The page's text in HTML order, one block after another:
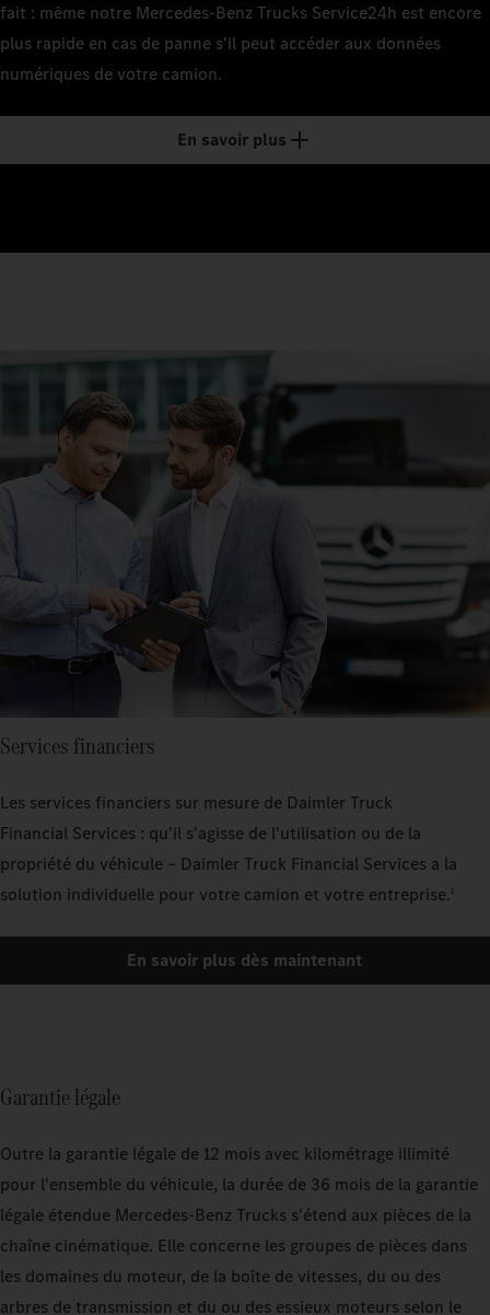
fait : même notre Mercedes-Benz Trucks Service24h est encore
plus rapide en cas de panne s'il peut accéder aux données
numériques de votre camion.
En savoir plus
Services financiers
Les services financiers sur mesure de Daimler Truck
Financial Services : qu'il s'agisse de l'utilisation ou de la
propriété du véhicule – Daimler Truck Financial Services a la
solution individuelle pour votre camion et votre entreprise.1
En savoir plus dès maintenant
Garantie légale
Outre la garantie légale de 12 mois avec kilométrage illimité
pour l'ensemble du véhicule, la durée de 36 mois de la garantie
légale étendue Mercedes‑Benz Trucks s'étend aux pièces de la
chaîne cinématique. Elle concerne les groupes de pièces dans
les domaines du moteur, de la boîte de vitesses, du ou des
arbres de transmission et du ou des essieux moteurs selon le